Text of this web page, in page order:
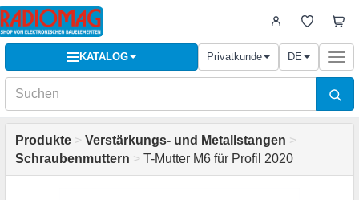
KATALOG Privatkunde DE
Produkte > Verstärkungs- und Metallstangen >
Schraubenmuttern > T-Mutter M6 für Profil 2020